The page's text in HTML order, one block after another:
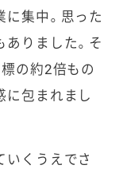
に集中。思った
ありました。そ
の約2倍もの
に包まれまし
いくうえでさ